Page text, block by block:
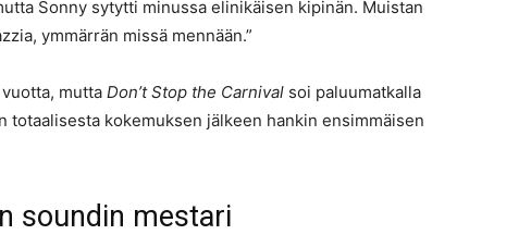
Sonny sytytti minussa elinikäisen kipinän. Muistan
ymmärrän missä mennään.”
mutta Don’t Stop the Carnival soi paluumatkalla
totaalisesta kokemuksen jälkeen hankin ensimmäisen
soundin mestari